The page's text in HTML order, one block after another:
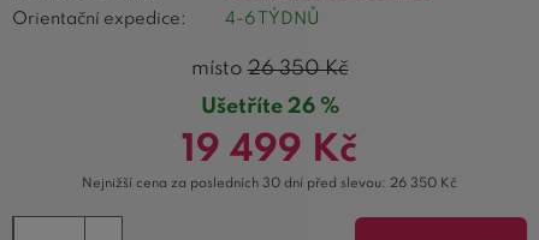
Orientační expedice:
4-6 TÝDNŮ
místo26 350Kč
Ušetříte 26 %
19 499 Kč
Nejnižší cena za posledních 30 dní před slevou: 26 350 Kč